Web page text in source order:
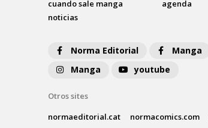
cuando sale manga
noticias
agenda
Norma Editorial Manga
Manga
youtube
Otros sites
normaeditorial.cat
normacomics.com